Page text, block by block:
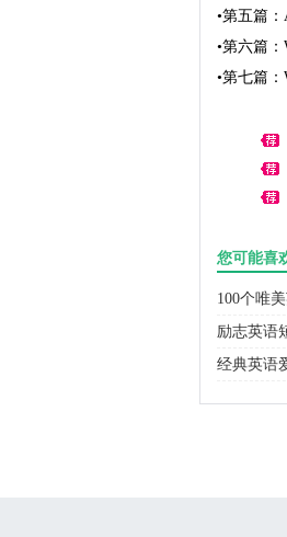
•第五篇
•第六篇
•第七篇
您可能喜
100个唯
励志英语
经典英语